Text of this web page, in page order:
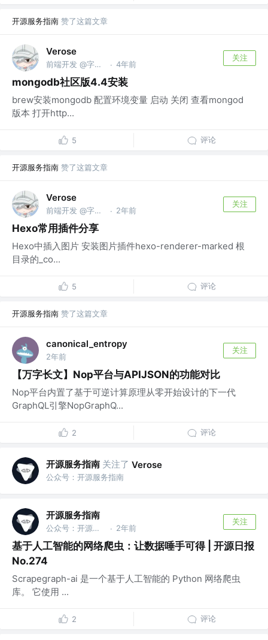
开源服务指南 赞了这篇文章
Verose
前端开发 @字节跳动 · 4年前
关注
mongodb社区版4.4安装
brew安装mongodb 配置环境变量 启动 关闭 查看mongod
版本 打开http...
5 评论
开源服务指南 赞了这篇文章
Verose
前端开发 @字节跳动 · 2年前
关注
Hexo常用插件分享
Hexo中插入图片 安装图片插件hexo-renderer-marked 根
目录的_co...
5 评论
开源服务指南 赞了这篇文章
canonical_entropy
2年前
关注
【万字长文】Nop平台与APIJSON的功能对比
Nop平台内置了基于可逆计算原理从零开始设计的下一代
GraphQL引擎NopGraphQ...
2 评论
开源服务指南 关注了 Verose
公众号：开源服务指南
开源服务指南
公众号：开源服务指南 · 2年前
关注
基于人工智能的网络爬虫：让数据唾手可得 | 开源日报
No.274
Scrapegraph-ai 是一个基于人工智能的 Python 网络爬虫
库。 它使用 ...
2 评论